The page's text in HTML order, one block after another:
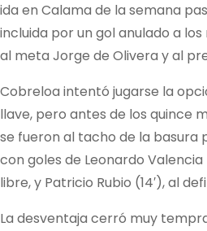
ida en Calama de la semana
incluida por un gol anulado a
al meta Jorge de Olivera y al
Cobreloa intentó jugarse la
llave, pero antes de los quince
se fueron al tacho de la basura
con goles de Leonardo
libre, y Patricio Rubio (14′), al
La desventaja cerró muy